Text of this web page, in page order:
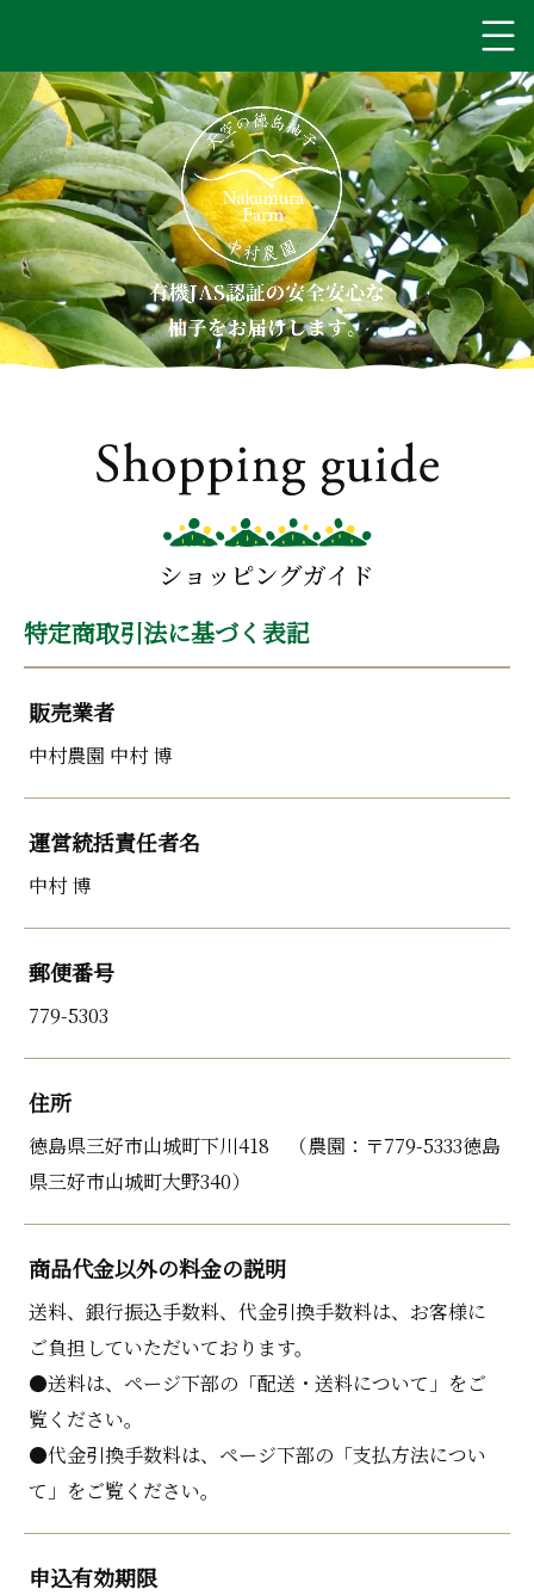
特定商取引法に基づく表記
販売業者
中村農園 中村 博
運営統括責任者名
中村 博
郵便番号
779-5303
住所
徳島県三好市山城町下川418 （農園：〒779-5333徳島
県三好市山城町大野340）
商品代金以外の料金の説明
送料、銀行振込手数料、代金引換手数料は、お客様に
ご負担していただいております。
●送料は、ページ下部の「配送・送料について」をご
覧ください。
●代金引換手数料は、ページ下部の「支払方法につい
て」をご覧ください。
申込有効期限